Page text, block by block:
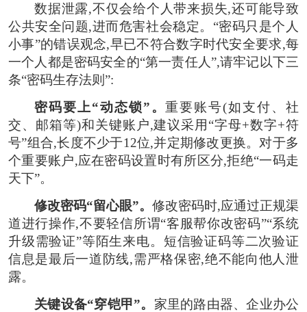
数据泄露,不仅会给个人带来损失,还可能导致
公共安全问题,进而危害社会稳定。“密码只是个人
小事”的错误观念,早已不符合数字时代安全要求,每
一个人都是密码安全的“第一责任人”,请牢记以下三
条“密码生存法则”:
密码要上“动态锁”。重要账号(如支付、社
交、邮箱等)和关键账户,建议采用“字母+数字+符
号”组合,长度不少于12位,并定期修改更换。对于多
个重要账户,应在密码设置时有所区分,拒绝“一码走
天下”。
修改密码“留心眼”。 修改密码时,应通过正规渠
道进行操作,不要轻信所谓“客服帮你改密码”“系统
升级需验证”等陌生来电。短信验证码等二次验证
信息是最后一道防线,需严格保密,绝不能向他人泄
露。
关键设备“穿铠甲”。 家里的路由器、企业办公